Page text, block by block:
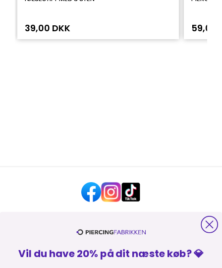
39,00 DKK 59,00
HJÆLP OG KONTAKT
Vil du have 20% på dit næste køb? 💎